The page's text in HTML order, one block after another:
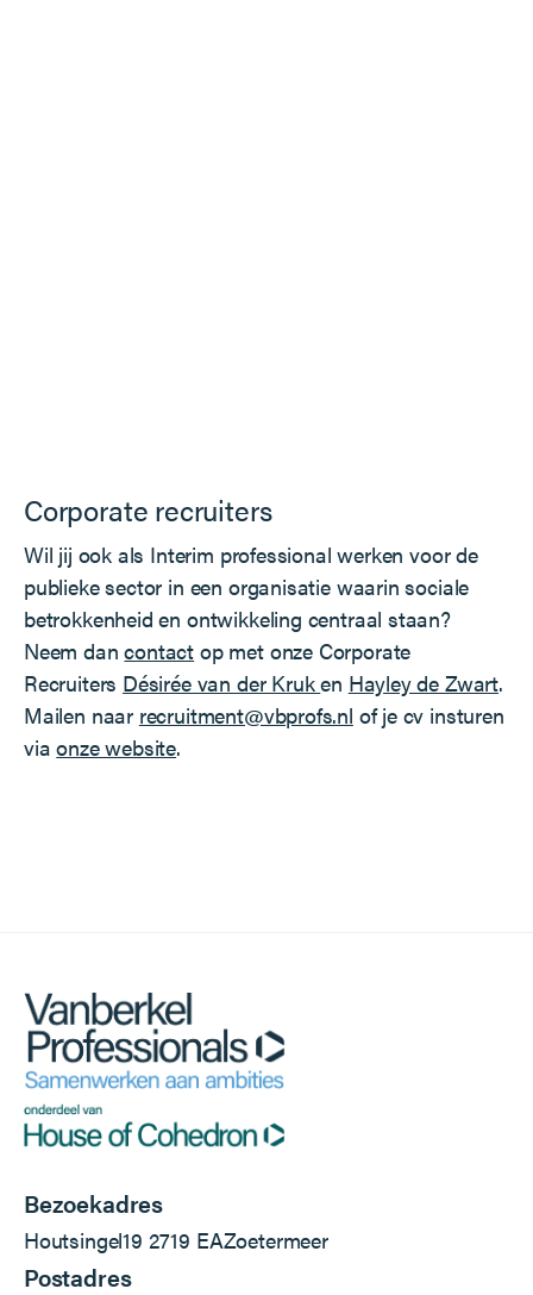
Corporate recruiters
Wil jij ook als Interim professional werken voor de
publieke sector in een organisatie waarin sociale
betrokkenheid en ontwikkeling centraal staan?
Neem dancontact op met onze Corporate
Recruiters Désirée van der Kruken Hayley de Zwart.
Mailen naar recruitment@vbprofs.nl of je cv insturen
viaonze website.
Bezoekadres
Houtsingel19 2719 EAZoetermeer
Postadres